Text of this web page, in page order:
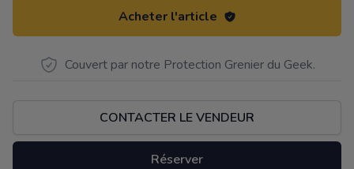
Acheter l'article
Couvert par notre Protection Grenier du Geek.
CONTACTER LE VENDEUR
Réserver